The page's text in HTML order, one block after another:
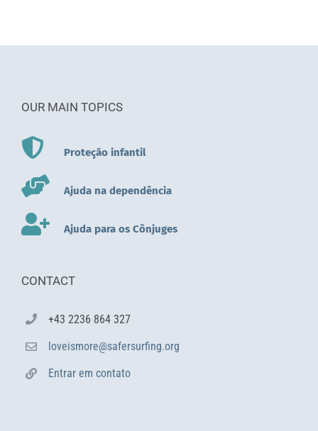
OUR MAIN TOPICS
Proteção infantil
Ajuda na dependência
Ajuda para os Cônjuges
CONTACT
+43 2236 864 327
loveismore@safersurfing.org
Entrar em contato